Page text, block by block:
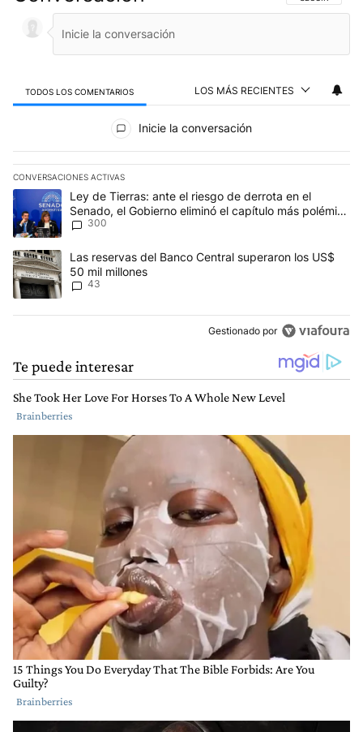
TODOS LOS COMENTARIOS LOS MÁS RECIENTES
Inicie la conversación
CONVERSACIONES ACTIVAS
Este listado muestra los artículos con más comentarios en los
Un artículo de tendencia con el título "Ley de Tierras: ante el
Ley de Tierras: ante el riesgo de derrota en el
Senado, el Gobierno eliminó el capítulo más polémico
del proyecto
300
Un artículo de tendencia con el título "Las reservas del Banco
Las reservas del Banco Central superaron los US$
50 mil millones
43
Gestionado por